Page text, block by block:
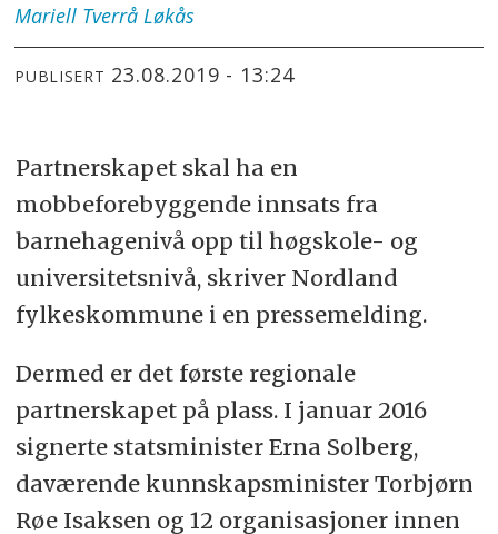
Mariell Tverrå Løkås
PUBLISERT 23.08.2019 - 13:24
Partnerskapet skal ha en
mobbeforebyggende innsats fra
barnehagenivå opp til høgskole- og
universitetsnivå, skriver Nordland
fylkeskommune i en pressemelding.
Dermed er det første regionale
partnerskapet på plass. I januar 2016
signerte statsminister Erna Solberg,
daværende kunnskapsminister Torbjørn
Røe Isaksen og 12 organisasjoner innen